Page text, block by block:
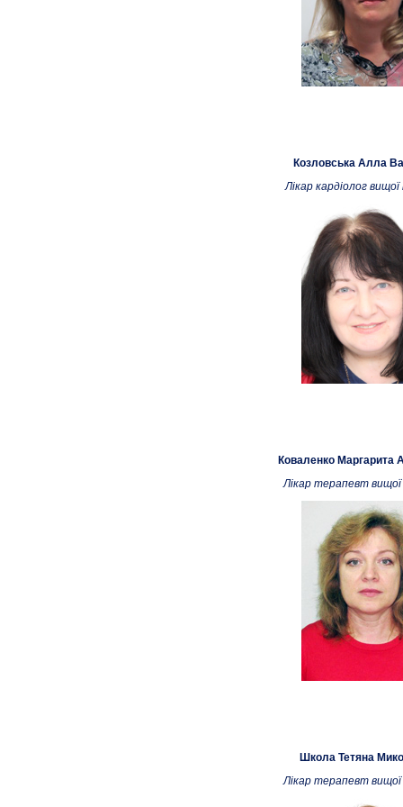
Козловська Алла
Лікар кардіолог вищої
Коваленко Маргарита
Лікар терапевт вищої
Школа Тетяна
Лікар терапевт вищої